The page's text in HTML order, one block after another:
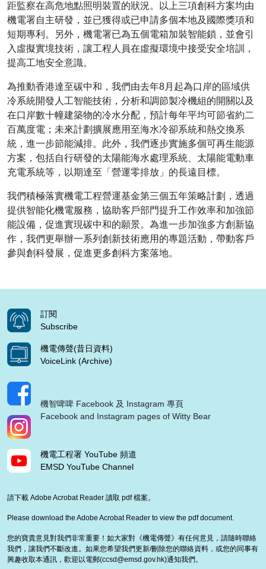
距監察在高危地點照明裝置的狀況。以上三項創科方案均由
機電署自主研發，並已獲得或已申請多個本地及國際獎項和
短期專利。另外，機電署已為五個電箱加裝智能鎖，並會引
入虛擬實境技術，讓工程人員在虛擬環境中接受安全培訓，
提高工地安全意識。
為推動香港達至碳中和，我們由去年8月起為口岸的區域供
冷系統開發人工智能技術，分析和調節製冷機組的開關以及
在口岸數十幢建築物的冷水分配，預計每年平均可節省約二
百萬度電；未來計劃擴展應用至海水冷卻系統和熱交換系
統，進一步節能減排。此外，我們逐步實施多個可再生能源
方案，包括自行研發的太陽能海水處理系統、太陽能電動車
充電系統等，以期達至「營運零排放」的長遠目標。
我們積極落實機電工程營運基金第三個五年策略計劃，透過
提供智能化機電服務，協助客戶部門提升工作效率和加強節
能設備，促進實現碳中和的願景。為進一步加強多方創新協
作，我們更舉辦一系列創新技術應用的專題活動，帶動客戶
參與創科發展，促進更多創科方案落地。
訂閱
Subscribe
機電傳聲(昔日資料)
VoiceLink (Archive)
機智啤啤 Facebook 及 Instagram 專頁
Facebook and Instagram pages of Witty Bear
機電工程署 YouTube 頻道
EMSD YouTube Channel
請下載 Adobe Acrobat Reader 讀取 pdf 檔案。
Please download the Adobe Acrobat Reader to view the pdf document.
您的寶貴意見對我們非常重要！如大家對《機電傳聲》有任何意見，請隨時聯絡
我們，讓我們不斷改進。如果您希望我們更新/刪除您的聯絡資料，或您的同事有
興趣收取本通訊，歡迎以電郵(ccsd@emsd.gov.hk)通知我們。